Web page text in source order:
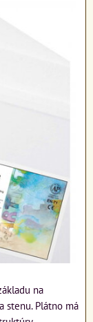
na
stenu. Plátno má